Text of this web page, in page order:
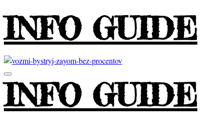
INFO GUIDE
INFO GUIDE